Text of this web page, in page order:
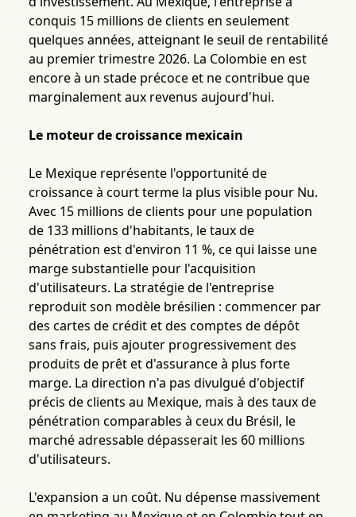
conquis 15 millions de clients en seulement
quelques années, atteignant le seuil de rentabilité
au premier trimestre 2026. La Colombie en est
encore à un stade précoce et ne contribue que
marginalement aux revenus aujourd'hui.
Le moteur de croissance mexicain
Le Mexique représente l'opportunité de
croissance à court terme la plus visible pour Nu.
Avec 15 millions de clients pour une population
de 133 millions d'habitants, le taux de
pénétration est d'environ 11 %, ce qui laisse une
marge substantielle pour l'acquisition
d'utilisateurs. La stratégie de l'entreprise
reproduit son modèle brésilien : commencer par
des cartes de crédit et des comptes de dépôt
sans frais, puis ajouter progressivement des
produits de prêt et d'assurance à plus forte
marge. La direction n'a pas divulgué d'objectif
précis de clients au Mexique, mais à des taux de
pénétration comparables à ceux du Brésil, le
marché adressable dépasserait les 60 millions
d'utilisateurs.
L'expansion a un coût. Nu dépense massivement